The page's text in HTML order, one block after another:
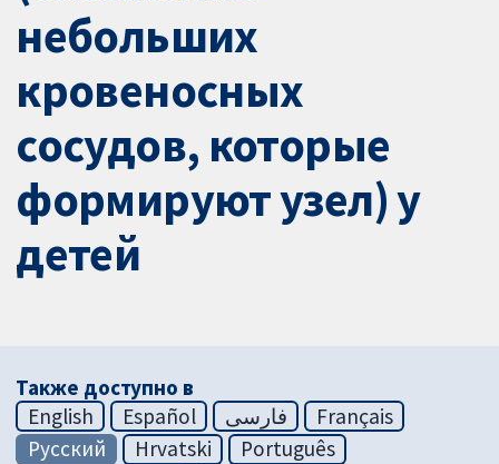
небольших
кровеносных
сосудов, которые
формируют узел) у
детей
Также доступно в
English
Español فارسی
Français
Русский
Hrvatski
Português